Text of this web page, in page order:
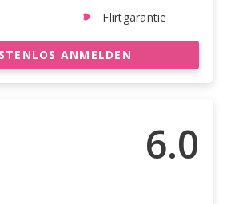
Flirtgarantie
ANMELDEN
6.0